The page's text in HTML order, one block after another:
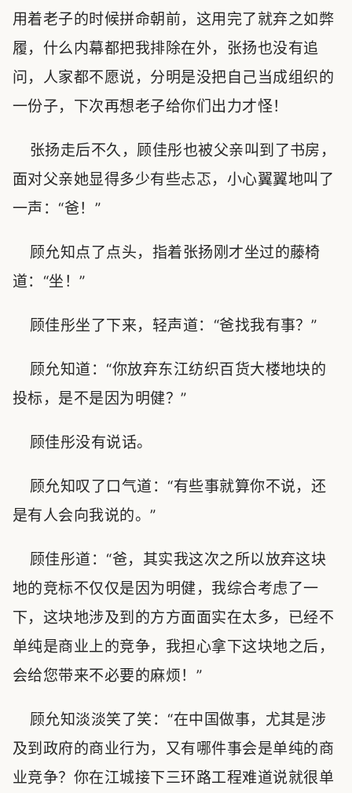
用着老子的时候拼命朝前，这用完了就弃之如弊
履，什么内幕都把我排除在外，张扬也没有追
问，人家都不愿说，分明是没把自己当成组织的
一份子，下次再想老子给你们出力才怪！
张扬走后不久，顾佳彤也被父亲叫到了书房，
面对父亲她显得多少有些忐忑，小心翼翼地叫了
一声：“爸！”
顾允知点了点头，指着张扬刚才坐过的藤椅
道：“坐！”
顾佳彤坐了下来，轻声道：“爸找我有事？”
顾允知道：“你放弃东江纺织百货大楼地块的
投标，是不是因为明健？”
顾佳彤没有说话。
顾允知叹了口气道：“有些事就算你不说，还
是有人会向我说的。”
顾佳彤道：“爸，其实我这次之所以放弃这块
地的竞标不仅仅是因为明健，我综合考虑了一
下，这块地涉及到的方方面面实在太多，已经不
单纯是商业上的竞争，我担心拿下这块地之后，
会给您带来不必要的麻烦！”
顾允知淡淡笑了笑：“在中国做事，尤其是涉
及到政府的商业行为，又有哪件事会是单纯的商
业竞争？你在江城接下三环路工程难道说就很单